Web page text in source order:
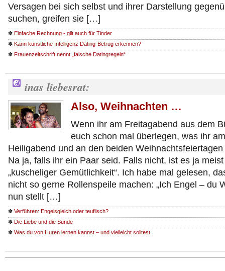
Versagen bei sich selbst und ihrer Darstellung
suchen, greifen sie […]
✽ Einfache Rechnung - gilt auch für Tinder
✽ Kann künstliche Intelligenz Dating-Betrug erkennen?
✽ Frauenzeitschrift nennt „falsche Datingregeln“
inas liebesrat:
Also, Weihnachten …
Wenn ihr am Freitagabend aus dem
euch schon mal überlegen, was ihr
Heiligabend und an den beiden
Na ja, falls ihr ein Paar seid. Falls nicht, ist es ja
„kuscheliger Gemütlichkeit“. Ich habe mal gelesen,
nicht so gerne Rollenspeile machen: „Ich Engel – du
nun stellt […]
✽ Verführen: Engelsgleich oder teuflisch?
✽ Die Liebe und die Sünde
✽ Was du von Huren lernen kannst – und vielleicht solltest